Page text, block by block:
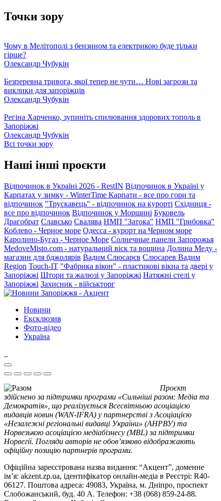
Точки зору
Чому в Мелітополі з бензином та електрикою буде тільки
гірше?
Олександр Чубукін
Безперевна тривога, якої тепер не чути… Нові загрози та
виклики для запоріжців
Олександр Чубукін
Регіна Харченко, зупиніть спилювання здорових тополь в
Запоріжжі
Олександр Чубукін
Всі точки зору
Наші інші проєкти
Відпочинок в Україні 2026 - RestIN Відпочинок в Україні у
Карпатах у зимку - WinterTime Карпати - все про гори та
відпочинок "Трускавець" - відпочинок на курорті Східниця -
все про відпочинок Відпочинок у Моршині Буковель
Драгобрат Славсько Свалява НМП "Затока" НМП "Грибовка"
Коблево - Черное море Одесса - курорт на Черном море
Каролино-Бугаз - Черное Море Солнечные панели Запорожья
MedoveMisto.com - натуральний віск та вощина Долина Меду -
магазин для бджолярів Вадим Слюсарєв Слюсарев Вадим
Region Touch-IT "Фабрика вікон" - пластикові вікна та двері у
Запоріжжі Штори та жалюзі у Запоріжжі Натяжні стелі у
Запоріжжі Захисник - військторг
Новини
Ексклюзив
Фото-відео
Україна
Проєкт
здійснено за підтримки програми «Сильніші разом: Медіа та
Демократія», що реалізується Всесвітньою асоціацією
видавців новин (WAN-IFRA) у партнерстві з Асоціацією
«Незалежні регіональні видавці України» (АНРВУ) та
Норвезькою асоціацією медіабізнесу (MBL) за підтримки
Норвегії. Погляди авторів не обов’язково відображають
офіційну позицію партнерів програми.
Офіційна зареєстрована назва видання: “Акцент”, доменне
ім’я: akzent.zp.ua, ідентифікатор онлайн-медіа в Реєстрі: R40-
06127. Поштова адреса: 49083, Україна, м. Дніпро, проспект
Слобожанський, буд. 40 А. Телефон: +38 (068) 859-24-88.